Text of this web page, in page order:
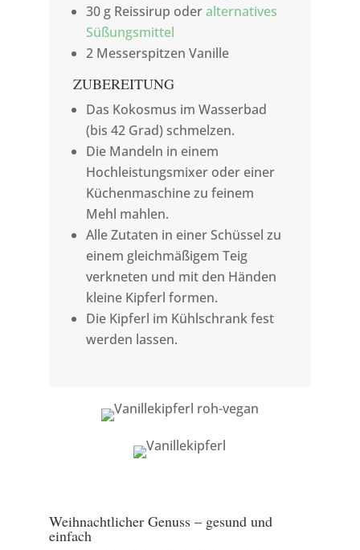
30 g Reissirup oderalternatives
Süßungsmittel
2 Messerspitzen Vanille
ZUBEREITUNG
Das Kokosmus im Wasserbad
(bis 42 Grad) schmelzen.
Die Mandeln in einem
Hochleistungsmixer oder einer
Küchenmaschine zu feinem
Mehl mahlen.
Alle Zutaten in einer Schüssel zu
einem gleichmäßigem Teig
verkneten und mit den Händen
kleine Kipferl formen.
Die Kipferl im Kühlschrank fest
werden lassen.
Weihnachtlicher Genuss – gesund und
einfach